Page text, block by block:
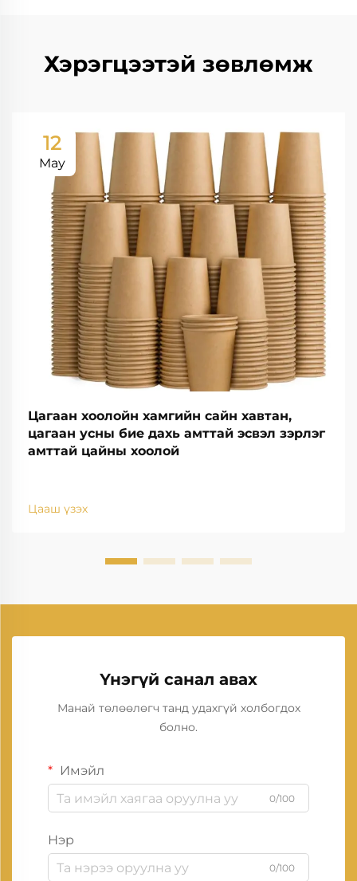
Хэрэгцээтэй зөвлөмж
12
May
Цагаан хоолойн хамгийн сайн хавтан,
цагаан усны бие дахь амттай эсвэл зэрлэг
амттай цайны хоолой
Цааш үзэх
Үнэгүй санал авах
Манай төлөөлөгч танд удахгүй холбогдох
болно.
Имэйл
0/100
Нэр
0/100